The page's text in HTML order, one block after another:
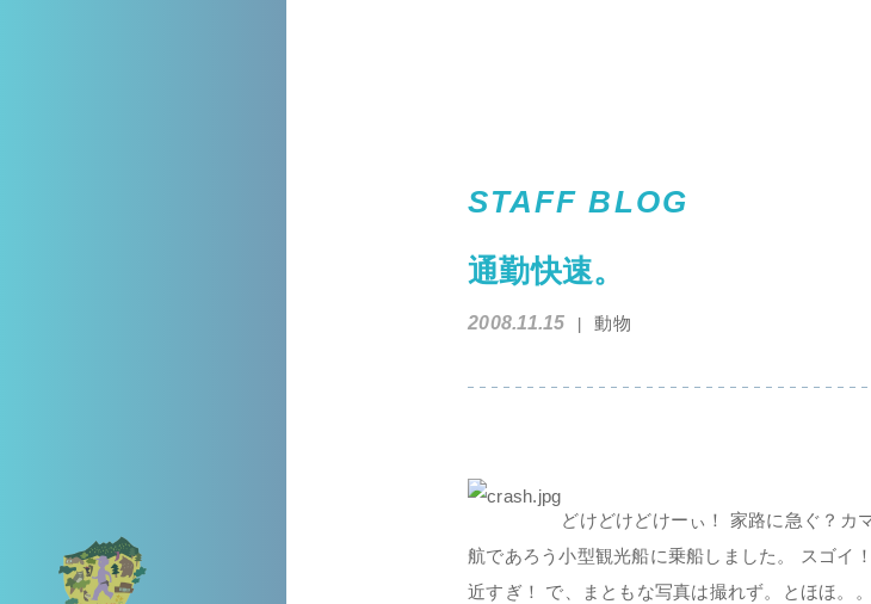
STAFF BLOG
通勤快速。
2008.11.15 動物
どけどけどけーぃ！ 家路に急ぐ？カ
航であろう小型観光船に乗船しました。 スゴイ
近すぎ！ で、まともな写真は撮れず。とほほ。